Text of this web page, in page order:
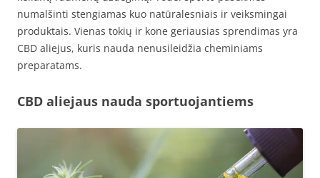
numalšinti stengiamas kuo natūralesniais ir veiksmingai
produktais. Vienas tokių ir kone geriausias sprendimas yra
CBD aliejus, kuris nauda nenusileidžia cheminiams
preparatams.
CBD aliejaus nauda sportuojantiems